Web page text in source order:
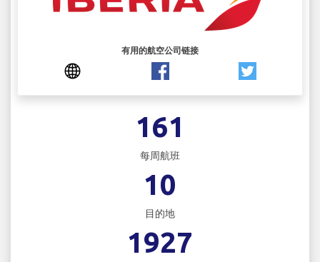
有用的航空公司链接
161
每周航班
10
目的地
1927